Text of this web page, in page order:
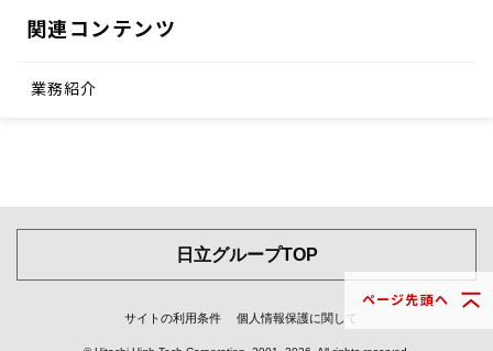
ページ先頭へ
関連コンテンツ
業務紹介
日立グループTOP
サイトの利用条件 個人情報保護に関して